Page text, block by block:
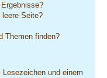
Seite?
Themen finden?
und einem